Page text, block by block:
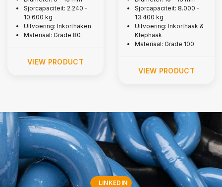
Sjorcapaciteit: 2.240 -
10.600 kg
Uitvoering: Inkorthaken
Materiaal: Grade 80
VIEW PRODUCT
Sjorcapaciteit: 8.000 -
13.400 kg
Uitvoering: Inkorthaak &
Klephaak
Materiaal: Grade 100
VIEW PRODUCT
LINKEDIN